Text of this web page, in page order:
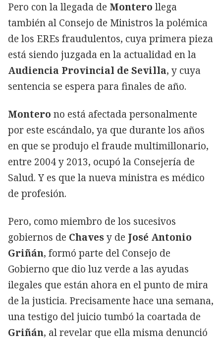
Pero con la llegada de Montero llega
también al Consejo de Ministros la polémica
de los EREs fraudulentos, cuya primera pieza
está siendo juzgada en la actualidad en la
Audiencia Provincial de Sevilla, y cuya
sentencia se espera para finales de año.
Montero no está afectada personalmente
por este escándalo, ya que durante los años
en que se produjo el fraude multimillonario,
entre 2004 y 2013, ocupó la Consejería de
Salud. Y es que la nueva ministra es médico
de profesión.
Pero, como miembro de los sucesivos
gobiernos de Chavesy de José Antonio
Griñán, formó parte del Consejo de
Gobierno que dio luz verde a las ayudas
ilegales que están ahora en el punto de mira
de la justicia. Precisamente hace una semana,
una testigo del juicio tumbó la coartada de
Griñán, al revelar que ella misma denunció